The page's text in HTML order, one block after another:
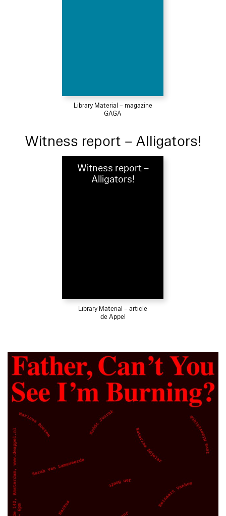
Library Material – magazine
GAGA
Witness report – Alligators!
Witness report –
Alligators!
Library Material – article
de Appel